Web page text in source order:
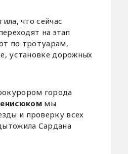
что сейчас
на этап
по тротуарам,
установке дорожных
города
мы
и проверку всех
Сардана